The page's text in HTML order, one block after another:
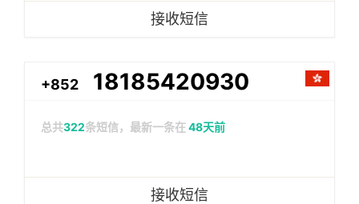
接收短信
+852 18185420930
总共322条短信，最新一条在48天前
接收短信